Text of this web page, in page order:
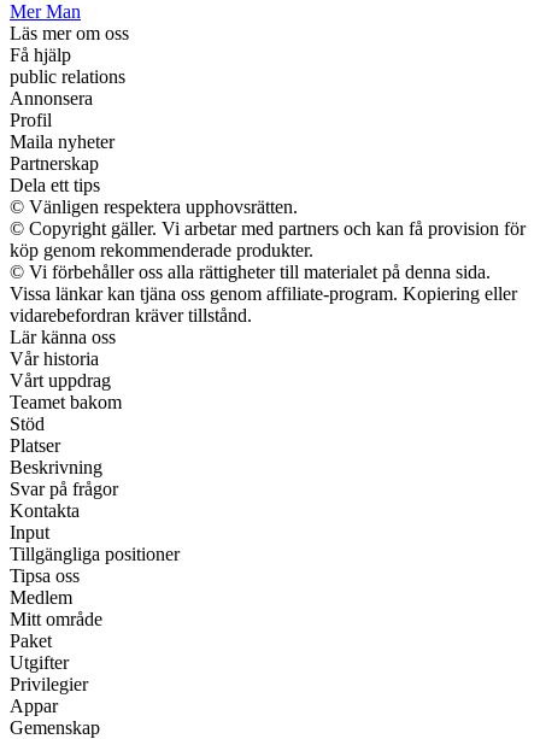
Mer Man
Läs mer om oss
Få hjälp
public relations
Annonsera
Profil
Maila nyheter
Partnerskap
Dela ett tips
© Vänligen respektera upphovsrätten.
© Copyright gäller. Vi arbetar med partners och kan få provision för
köp genom rekommenderade produkter.
© Vi förbehåller oss alla rättigheter till materialet på denna sida.
Vissa länkar kan tjäna oss genom affiliate-program. Kopiering eller
vidarebefordran kräver tillstånd.
Lär känna oss
Vår historia
Vårt uppdrag
Teamet bakom
Stöd
Platser
Beskrivning
Svar på frågor
Kontakta
Input
Tillgängliga positioner
Tipsa oss
Medlem
Mitt område
Paket
Utgifter
Privilegier
Appar
Gemenskap